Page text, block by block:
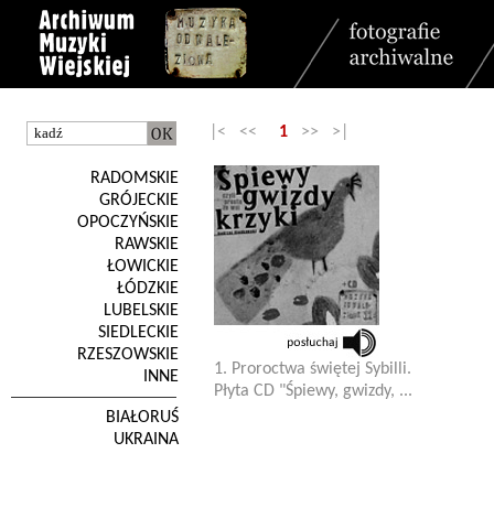
RADOMSKIE
GRÓJECKIE
OPOCZYŃSKIE
RAWSKIE
ŁOWICKIE
ŁÓDZKIE
LUBELSKIE
SIEDLECKIE
RZESZOWSKIE
INNE
BIAŁORUŚ
UKRAINA
|< << 1 >> >|
1. Proroctwa świętej Sybilli.
Płyta CD "Śpiewy, gwizdy, ...